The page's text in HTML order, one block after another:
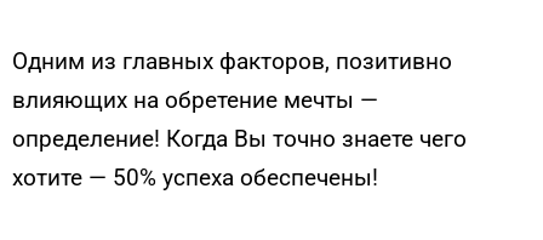
Одним из главных факторов, позитивно
влияющих на обретение мечты —
определение! Когда Вы точно знаете чего
хотите — 50% успеха обеспечены!